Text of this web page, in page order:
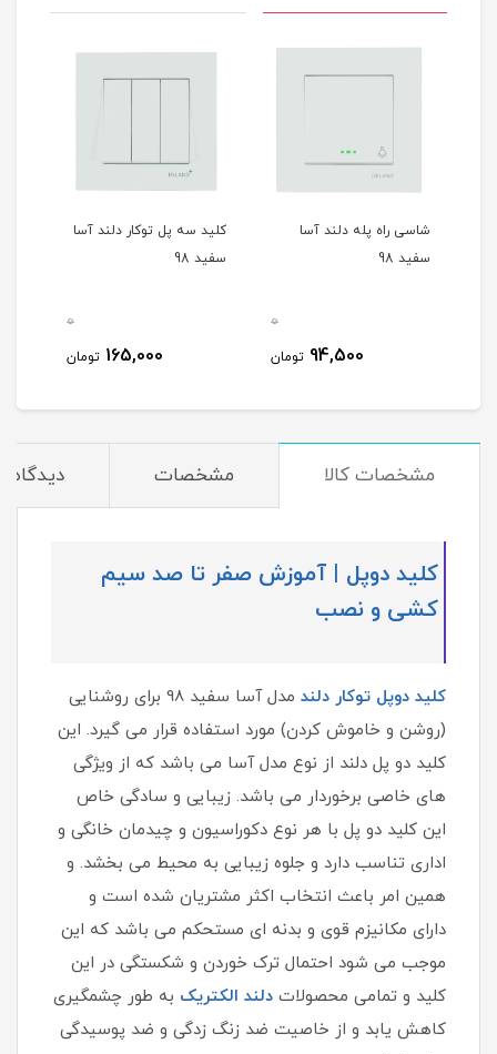
شاسی راه پله دلند آسا
سفید 98
0
94,500 تومان
کلید سه پل توکار دلند آسا
سفید 98
0
165,000 تومان
مشخصات کالا مشخصات
کلید دوپل | آموزش صفر تا صد سیم
کشی و نصب
کلید دوپل توکار دلند
مدل آسا سفید 98 برای روشنایی
(روشن و خاموش کردن) مورد استفاده قرار می گیرد. این
کلید دو پل دلند از نوع مدل آسا می باشد که از ویژگی
های خاصی برخوردار می باشد. زیبایی و سادگی خاص
این کلید دو پل با هر نوع دکوراسیون و چیدمان خانگی و
اداری تناسب دارد و جلوه زیبایی به محیط می بخشد. و
همین امر باعث انتخاب اکثر مشتریان شده است و
دارای مکانیزم قوی و بدنه ای مستحکم می باشد که این
موجب می شود احتمال ترک خوردن و شکستگی در این
کلید و تمامی محصولات دلند الکتریک به طور چشمگیری
کاهش یابد و از خاصیت ضد زنگ زدگی و ضد پوسیدگی